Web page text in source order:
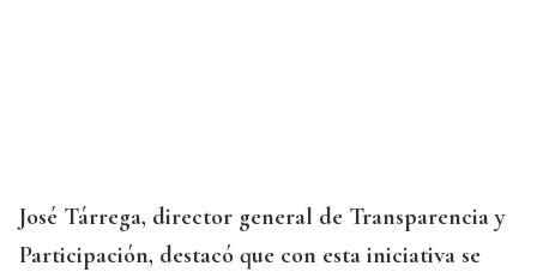
José Tárrega, director general de Transparencia y
Participación, destacó que con esta iniciativa se